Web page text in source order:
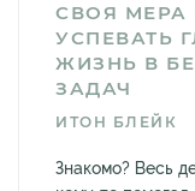
СВОЯ МЕРА
УСПЕВАТЬ
ЖИЗНЬ В
ЗАДАЧ
ИТОН БЛЕЙК
Знакомо? Весь